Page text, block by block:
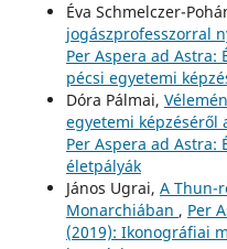
Éva Schmelczer-
jogászprofesszorral
Per Aspera ad Astra:
pécsi egyetemi
Dóra Pálmai,
egyetemi képzéséről
Per Aspera ad Astra:
életpályák
János Ugrai, A Thun-
Monarchiában , Per
(2019): Ikonográfiai